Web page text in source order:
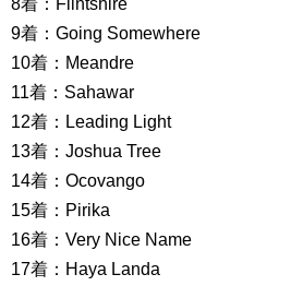
8着：Flintshire
9着：Going Somewhere
10着：Meandre
11着：Sahawar
12着：Leading Light
13着：Joshua Tree
14着：Ocovango
15着：Pirika
16着：Very Nice Name
17着：Haya Landa